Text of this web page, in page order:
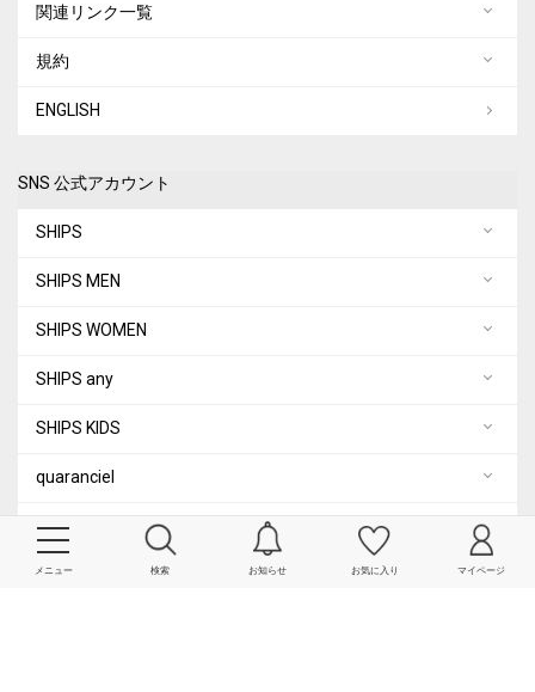
メニュー 検索 お知らせ お気に入り マイページ
関連リンク一覧
規約
ENGLISH
SNS 公式アカウント
SHIPS
SHIPS MEN
SHIPS WOMEN
SHIPS any
SHIPS KIDS
quaranciel
City Ambient Products